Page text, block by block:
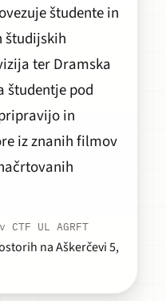
študente in
študijskih
ter Dramska
študentje pod
in
iz znanih filmov
UL AGRFT
na Aškerčevi 5,